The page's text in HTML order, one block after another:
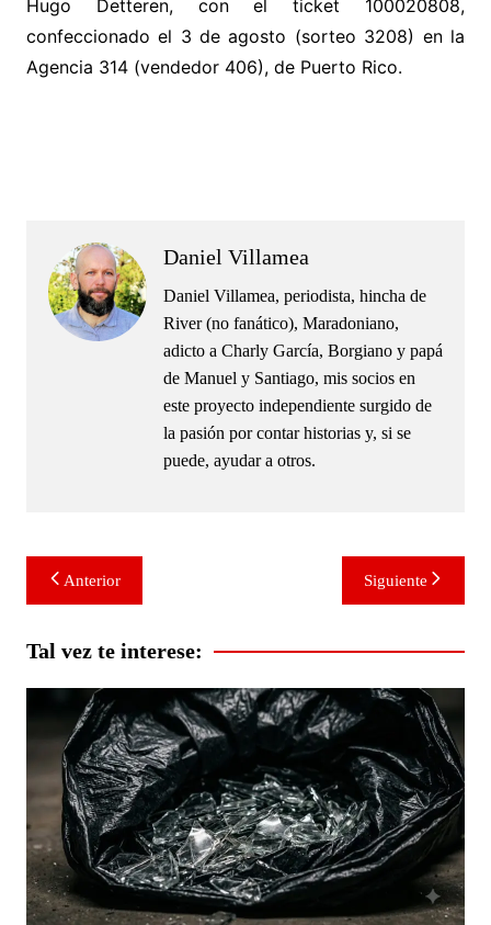
Hugo Detteren, con el ticket 100020808,
confeccionado el 3 de agosto (sorteo 3208) en la
Agencia 314 (vendedor 406), de Puerto Rico.
Daniel Villamea
Daniel Villamea, periodista, hincha de
River (no fanático), Maradoniano,
adicto a Charly García, Borgiano y papá
de Manuel y Santiago, mis socios en
este proyecto independiente surgido de
la pasión por contar historias y, si se
puede, ayudar a otros.
Navegación
de
entradas
Anterior Siguiente
Tal vez te interese: